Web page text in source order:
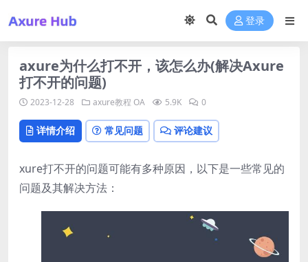
登录
axure为什么打不开，该怎么办(解决Axure
打不开的问题)
2023-12-28 axure教程 OA 5.9K 0
详情介绍 常见问题 评论建议
xure打不开的问题可能有多种原因，以下是一些常见的
问题及其解决方法：